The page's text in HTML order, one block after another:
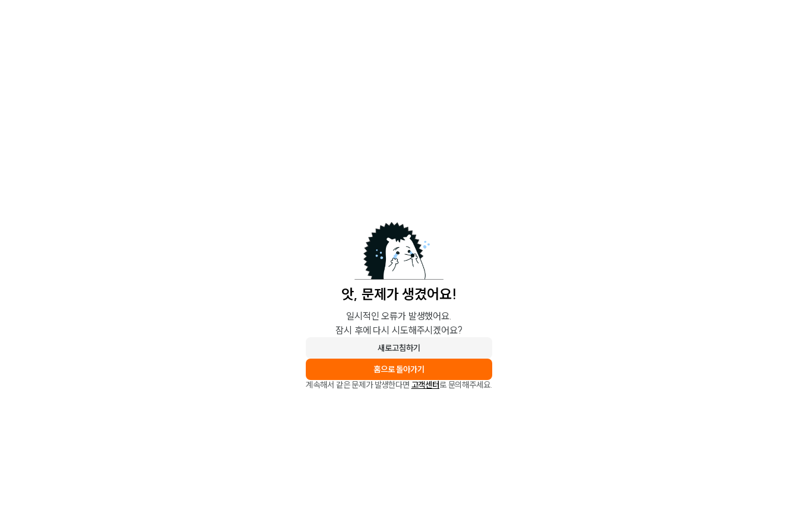
앗, 문제가 생겼어요!
일시적인 오류가 발생했어요.
잠시 후에 다시 시도해주시겠어요?
새로고침하기
홈으로 돌아가기
계속해서 같은 문제가 발생한다면 고객센터로 문의해주세요.